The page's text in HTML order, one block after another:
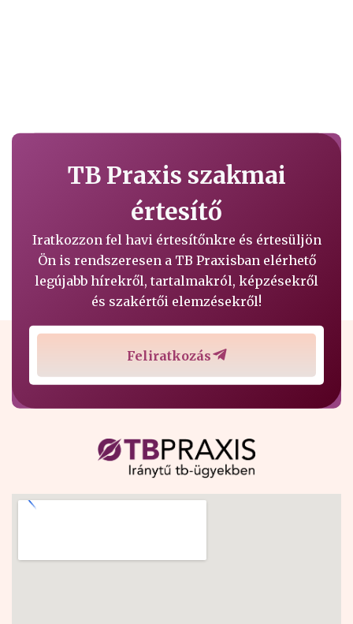
TB Praxis szakmai
értesítő
Iratkozzon fel havi értesítőnkre és értesüljön
Ön is rendszeresen a TB Praxisban elérhető
legújabb hírekről, tartalmakról, képzésekről
és szakértői elemzésekről!
Feliratkozás